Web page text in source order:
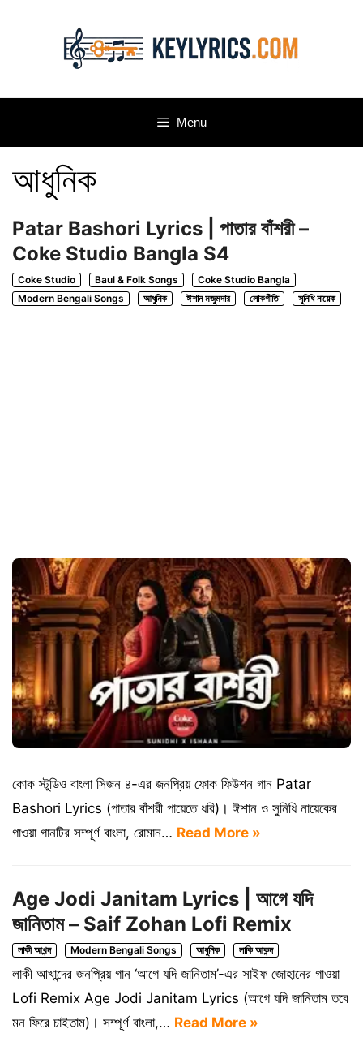
Menu
আধুনিক
Patar Bashori Lyrics | পাতার বাঁশরী –
Coke Studio Bangla S4
Coke Studio Baul & Folk Songs
Coke Studio Bangla
Modern Bengali Songs
আধুনিক ঈশান মজুমদার লোকগীতি সুনিধি নায়েক
কোক স্টুডিও বাংলা সিজন ৪-এর জনপ্রিয় ফোক ফিউশন গান Patar
Bashori Lyrics (পাতার বাঁশরী পায়েতে ধরি)। ঈশান ও সুনিধি নায়েকের
গাওয়া গানটির সম্পূর্ণ বাংলা, রোমান… Read More »
Age Jodi Janitam Lyrics | আগে যদি
জানিতাম – Saif Zohan Lofi Remix
লাকী আখন্দ Modern Bengali Songs আধুনিক লাকি আকন্দ
লাকী আখান্দের জনপ্রিয় গান ‘আগে যদি জানিতাম’-এর সাইফ জোহানের গাওয়া
Lofi Remix Age Jodi Janitam Lyrics (আগে যদি জানিতাম তবে
মন ফিরে চাইতাম)। সম্পূর্ণ বাংলা,… Read More »